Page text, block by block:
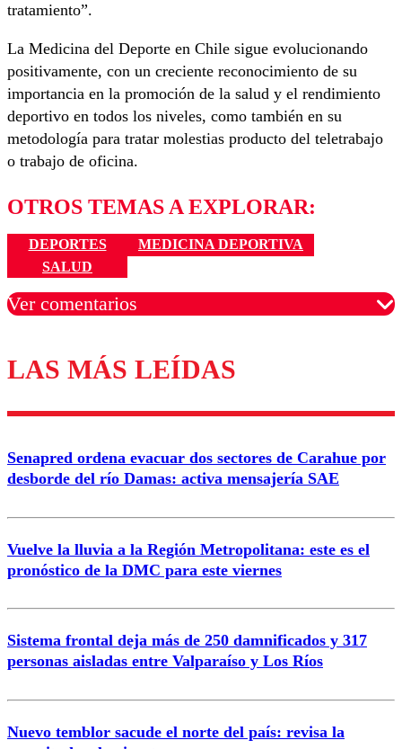
tratamiento”.
La Medicina del Deporte en Chile sigue evolucionando
positivamente, con un creciente reconocimiento de su
importancia en la promoción de la salud y el rendimiento
deportivo en todos los niveles, como también en su
metodología para tratar molestias producto del teletrabajo
o trabajo de oficina.
OTROS TEMAS A EXPLORAR:
DEPORTES
MEDICINA DEPORTIVA
SALUD
Ver comentarios
Los comentarios son moderados para garantizar un
diálogo respetuoso.
Correo
Enviar comentario
LAS MÁS LEÍDAS
Senapred ordena evacuar dos sectores de Carahue por
desborde del río Damas: activa mensajería SAE
Vuelve la lluvia a la Región Metropolitana: este es el
pronóstico de la DMC para este viernes
Sistema frontal deja más de 250 damnificados y 317
personas aisladas entre Valparaíso y Los Ríos
Nuevo temblor sacude el norte del país: revisa la